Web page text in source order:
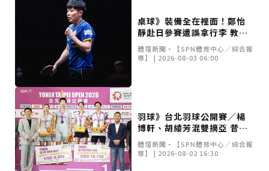
桌球》裝備全在裡面！鄭怡
靜赴日參賽遭誤拿行李 教練
急發文協尋
體壇新聞•【SPN體育中心／綜合報
導】 | 2026-08-03 06:00
羽球》台北羽球公開賽／楊
博軒、胡綾芳混雙摘亞 昔日
戰友李洋親自頒獎
體壇新聞•【SPN體育中心／綜合報
導】 | 2026-08-02 16:30